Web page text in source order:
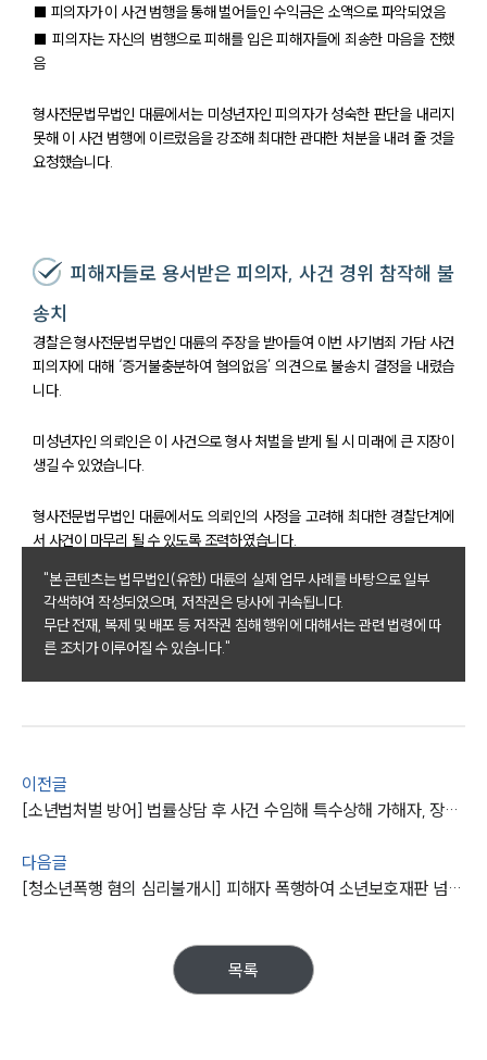
글로벌 파트너 로펌
AI대륜
업무사례
주요 업무사례
■ 피의자가 이 사건 범행을 통해 벌어들인 수익금은 소액으로 파악되었음
■ 피의자는 자신의 범행으로 피해를 입은 피해자들에 죄송한 마음을 전했
음
형사전문법무법인 대륜에서는 미성년자인 피의자가 성숙한 판단을 내리지
못해 이 사건 범행에 이르렀음을 강조해 최대한 관대한 처분을 내려 줄 것을
요청했습니다.
피해자들로 용서받은 피의자, 사건 경위 참작해 불
송치
경찰은 형사전문법무법인 대륜의 주장을 받아들여 이번 사기범죄 가담 사건
피의자에 대해 ‘증거불충분하여 혐의없음’ 의견으로 불송치 결정을 내렸습
니다.
미성년자인 의뢰인은 이 사건으로 형사 처벌을 받게 될 시 미래에 큰 지장이
생길 수 있었습니다.
형사전문법무법인 대륜에서도 의뢰인의 사정을 고려해 최대한 경찰단계에
서 사건이 마무리 될 수 있도록 조력하였습니다.
"본 콘텐츠는 법무법인(유한) 대륜의 실제 업무 사례를 바탕으로 일부
각색하여 작성되었으며, 저작권은 당사에 귀속됩니다.
무단 전재, 복제 및 배포 등 저작권 침해 행위에 대해서는 관련 법령에 따
른 조치가 이루어질 수 있습니다."
이전글
[소년법처벌 방어] 법률상담 후 사건 수임해 특수상해 가해자, 장기보호관찰로 사건 종결
다음글
[청소년폭행 혐의 심리불개시] 피해자 폭행하여 소년보호재판 넘겨질 위기 의뢰인, 변호사 도움받아 재판 전 종결
목록